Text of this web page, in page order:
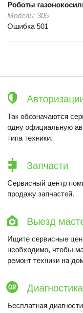
Роботы
Модель: 305
Ошибка 501
Так обозначаются
одну официальную
типа техники.
Запчасти
Сервисный центр
продажу запчастей.
Выезд
Ищите сервисные
необходимо, чтобы
ремонт техники на
Бесплатная